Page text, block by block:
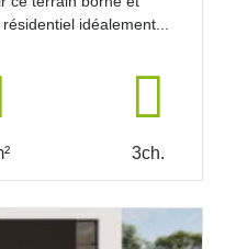
idéalement...
3ch.